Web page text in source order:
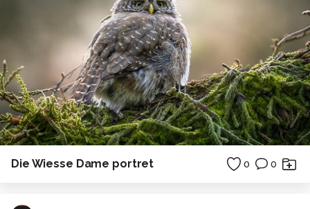
Die Wiesse Dame portret 0 0